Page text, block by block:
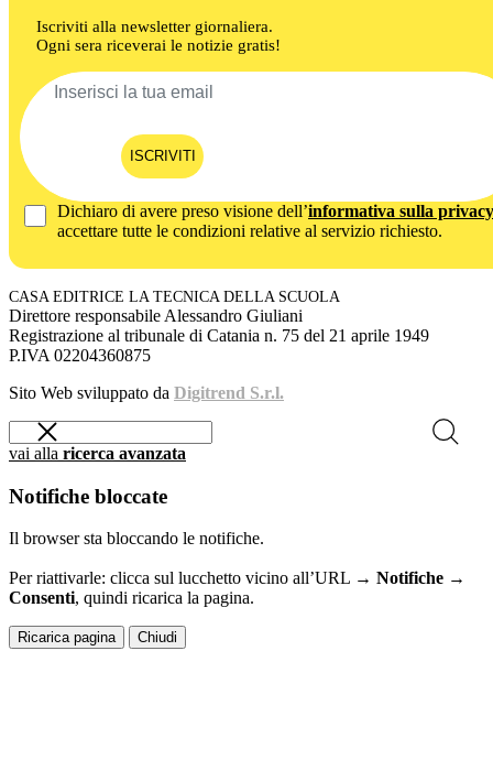
Iscriviti alla newsletter giornaliera.
Ogni sera riceverai le notizie gratis!
ISCRIVITI
Dichiaro di avere preso visione dell’informativa sulla privacy
accettare tutte le condizioni relative al servizio richiesto.
CASA EDITRICE LA TECNICA DELLA SCUOLA
Direttore responsabile Alessandro Giuliani
Registrazione al tribunale di Catania n. 75 del 21 aprile 1949
P.IVA 02204360875
Sito Web sviluppato da Digitrend S.r.l.
vai alla ricerca avanzata
Notifiche bloccate
Il browser sta bloccando le notifiche.
Per riattivarle: clicca sul lucchetto vicino all’URL → Notifiche →
Consenti, quindi ricarica la pagina.
Ricarica pagina Chiudi